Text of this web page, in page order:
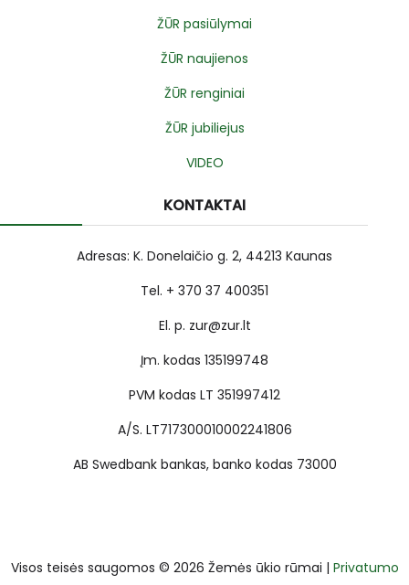
ŽŪR pasiūlymai
ŽŪR naujienos
ŽŪR renginiai
ŽŪR jubiliejus
VIDEO
KONTAKTAI
Adresas: K. Donelaičio g. 2, 44213 Kaunas
Tel. + 370 37 400351
El. p. zur@zur.lt
Įm. kodas 135199748
PVM kodas LT 351997412
A/S. LT717300010002241806
AB Swedbank bankas, banko kodas 73000
Visos teisės saugomos © 2026 Žemės ūkio rūmai | Privatumo